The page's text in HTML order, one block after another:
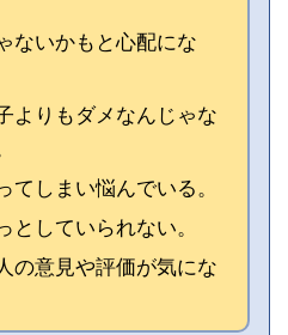
ないかもと心配にな
よりもダメなんじゃな
てしまい悩んでいる。
としていられない。
の意見や評価が気にな